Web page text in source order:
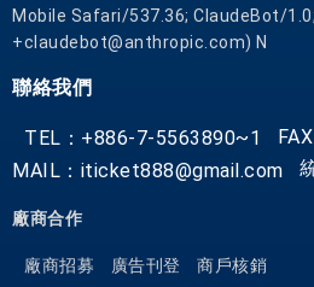
Mobile Safari/537.36; ClaudeBot/1.0;
+claudebot@anthropic.com) N
聯絡我們
TEL：+886-7-5563890~1
MAIL：iticket888@gmail.com
廠商合作
廠商招募 廣告刊登 商戶核銷